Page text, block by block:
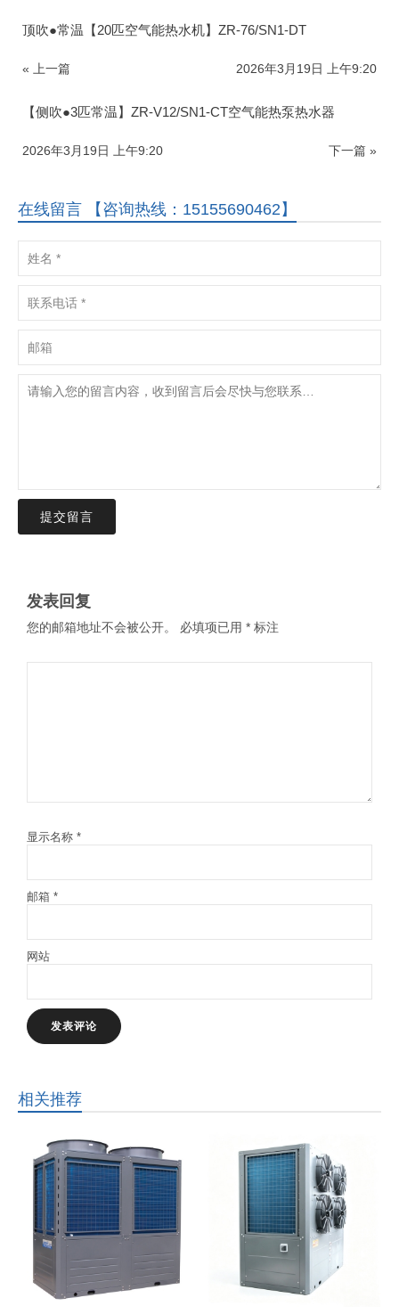
顶吹●常温【20匹空气能热水机】ZR-76/SN1-DT
« 上一篇 2026年3月19日 上午9:20
【侧吹●3匹常温】ZR-V12/SN1-CT空气能热泵热水器
下一篇 »
2026年3月19日 上午9:20
在线留言 【咨询热线：15155690462】
提交留言
发表回复
您的邮箱地址不会被公开。 必填项已用 * 标注
显示名称 *
邮箱 *
网站
相关推荐